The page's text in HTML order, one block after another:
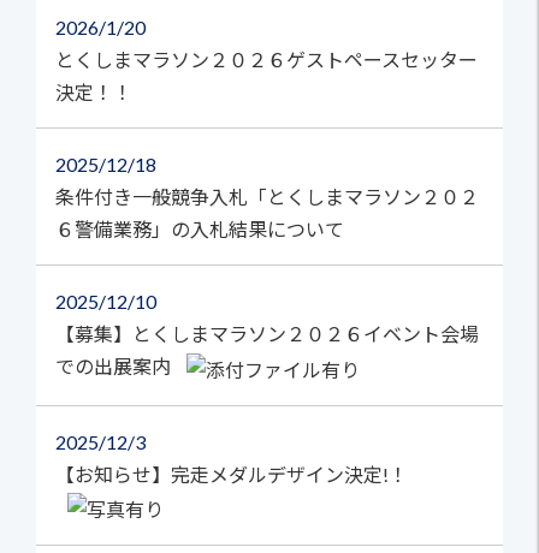
2026 1/20
とくしまマラソン２０２６ゲストペースセッター
決定！！
2025 12/18
条件付き一般競争入札「とくしまマラソン２０２
６警備業務」の入札結果について
2025 12/10
【募集】とくしまマラソン２０２６イベント会場
での出展案内
2025 12/3
【お知らせ】完走メダルデザイン決定!！